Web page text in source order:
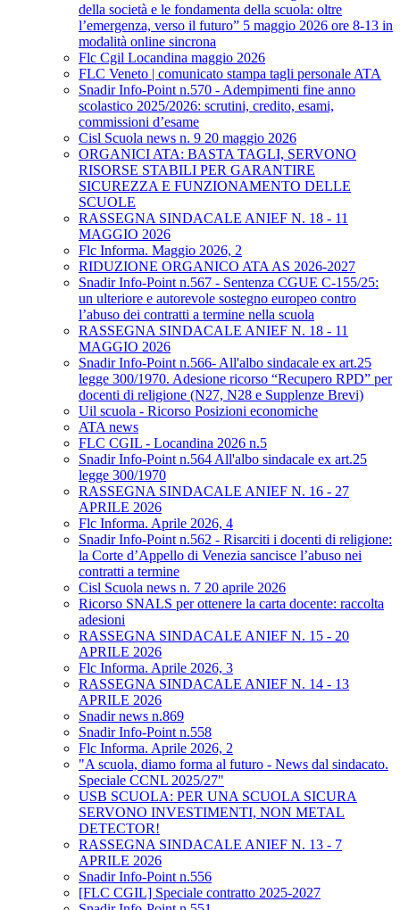
della società e le fondamenta della scuola: oltre
l’emergenza, verso il futuro” 5 maggio 2026 ore 8-13 in
modalità online sincrona
Flc Cgil Locandina maggio 2026
FLC Veneto | comunicato stampa tagli personale ATA
Snadir Info-Point n.570 - Adempimenti fine anno
scolastico 2025/2026: scrutini, credito, esami,
commissioni d’esame
Cisl Scuola news n. 9 20 maggio 2026
ORGANICI ATA: BASTA TAGLI, SERVONO
RISORSE STABILI PER GARANTIRE
SICUREZZA E FUNZIONAMENTO DELLE
SCUOLE
RASSEGNA SINDACALE ANIEF N. 18 - 11
MAGGIO 2026
Flc Informa. Maggio 2026, 2
RIDUZIONE ORGANICO ATA AS 2026-2027
Snadir Info-Point n.567 - Sentenza CGUE C‑155/25:
un ulteriore e autorevole sostegno europeo contro
l’abuso dei contratti a termine nella scuola
RASSEGNA SINDACALE ANIEF N. 18 - 11
MAGGIO 2026
Snadir Info-Point n.566- All'albo sindacale ex art.25
legge 300/1970. Adesione ricorso “Recupero RPD” per
docenti di religione (N27, N28 e Supplenze Brevi)
Uil scuola - Ricorso Posizioni economiche
ATA news
FLC CGIL - Locandina 2026 n.5
Snadir Info-Point n.564 All'albo sindacale ex art.25
legge 300/1970
RASSEGNA SINDACALE ANIEF N. 16 - 27
APRILE 2026
Flc Informa. Aprile 2026, 4
Snadir Info-Point n.562 - Risarciti i docenti di religione:
la Corte d’Appello di Venezia sancisce l’abuso nei
contratti a termine
Cisl Scuola news n. 7 20 aprile 2026
Ricorso SNALS per ottenere la carta docente: raccolta
adesioni
RASSEGNA SINDACALE ANIEF N. 15 - 20
APRILE 2026
Flc Informa. Aprile 2026, 3
RASSEGNA SINDACALE ANIEF N. 14 - 13
APRILE 2026
Snadir news n.869
Snadir Info-Point n.558
Flc Informa. Aprile 2026, 2
"A scuola, diamo forma al futuro - News dal sindacato.
Speciale CCNL 2025/27"
USB SCUOLA: PER UNA SCUOLA SICURA
SERVONO INVESTIMENTI, NON METAL
DETECTOR!
RASSEGNA SINDACALE ANIEF N. 13 - 7
APRILE 2026
Snadir Info-Point n.556
[FLC CGIL] Speciale contratto 2025-2027